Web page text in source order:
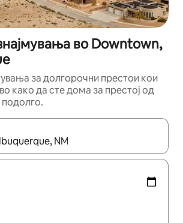
во Downtown,
за долгорочни престои кои
како да сте дома за престој од
се достапни, движете се со копчињата